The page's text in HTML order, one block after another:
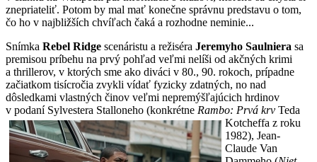
znepriateliť. Potom by mal mať konečne správnu predstavu o tom,
čo ho v najbližších chvíľach čaká a rozhodne neminie...
Snímka Rebel Ridge scenáristu a režiséra Jeremyho Saulniera sa
premisou príbehu na prvý pohľad veľmi nelíši od akčných krimi
a thrillerov, v ktorých sme ako diváci v 80., 90. rokoch, prípadne
začiatkom tisícročia zvykli vídať fyzicky zdatných, no nad
dôsledkami vlastných činov veľmi nepremýšľajúcich hrdinov
v podaní Sylvestera Stalloneho (konkrétne Rambo: Prvá krv Teda
Kotcheffa z roku
1982), Jean-
Claude Van